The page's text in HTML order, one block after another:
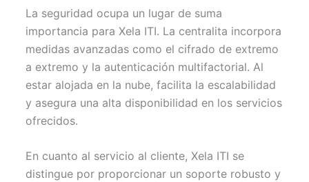
La seguridad ocupa un lugar de suma
importancia para Xela ITI. La centralita incorpora
medidas avanzadas como el cifrado de extremo
a extremo y la autenticación multifactorial. Al
estar alojada en la nube, facilita la escalabilidad
y asegura una alta disponibilidad en los servicios
ofrecidos.
En cuanto al servicio al cliente, Xela ITI se
distingue por proporcionar un soporte robusto y